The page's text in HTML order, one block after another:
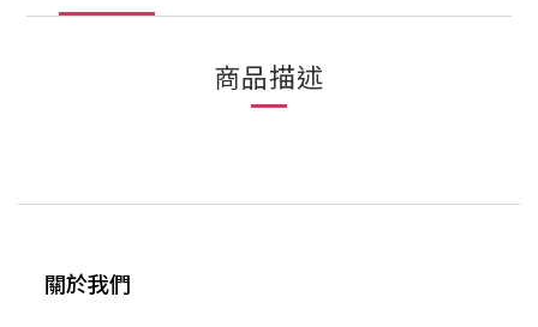
商品描述
關於我們